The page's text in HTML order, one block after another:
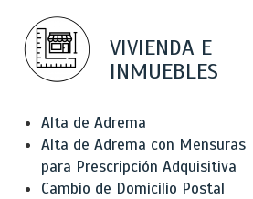
VIVIENDA E
INMUEBLES
Alta de Adrema
Alta de Adrema con Mensuras
para Prescripción Adquisitiva
Cambio de Domicilio Postal